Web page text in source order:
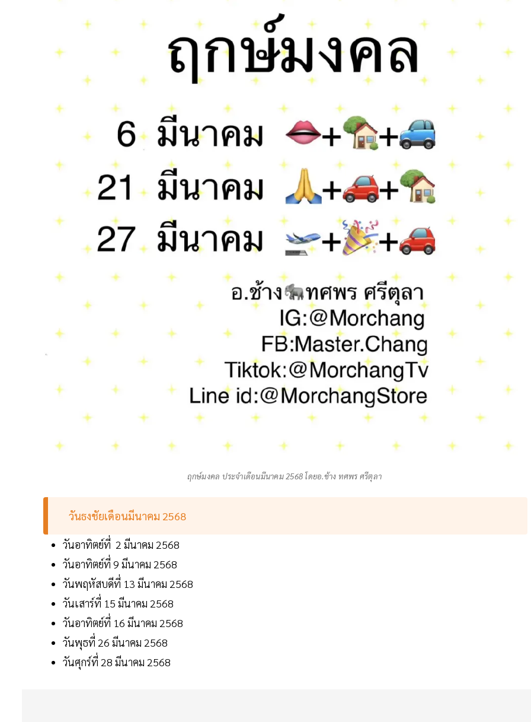
ฤกษ์มงคล ประจำเดือนมีนาคม 2568 โดยอ.ช้าง ทศพร ศรีตุลา
วันธงชัยเดือนมีนาคม 2568
วันอาทิตย์ที่ 2 มีนาคม 2568
วันอาทิตย์ที่ 9 มีนาคม 2568
วันพฤหัสบดีที่ 13 มีนาคม 2568
วันเสาร์ที่ 15 มีนาคม 2568
วันอาทิตย์ที่ 16 มีนาคม 2568
วันพุธที่ 26 มีนาคม 2568
วันศุกร์ที่ 28 มีนาคม 2568